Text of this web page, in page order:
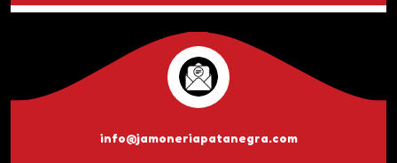
info@jamoneriapatanegra.com